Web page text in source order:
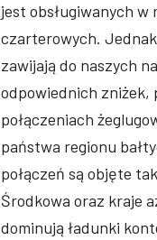
jest obsługiwanych
czarterowych.
zawijają do naszych
odpowiednich zniżek,
połączeniach
państwa regionu
połączeń są objęte
Środkowa oraz kraje
dominują ładunki